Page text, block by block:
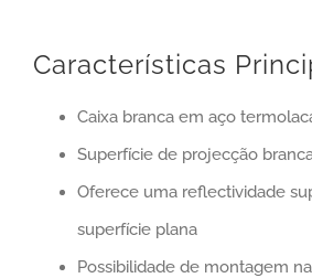
Características
Caixa branca em aço
Superfície de projecção
Oferece uma reflectividade
superfície plana
Possibilidade de montagem